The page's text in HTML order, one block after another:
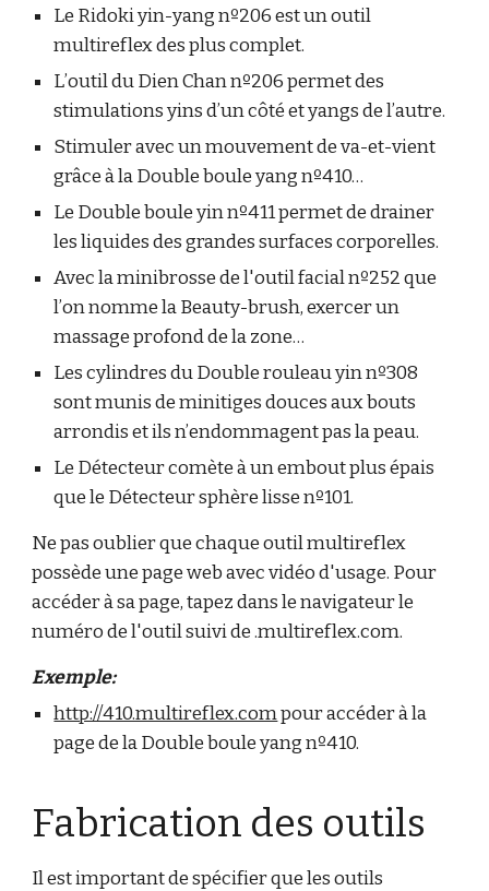
Le Ridoki yin-yang nº206 est un outil
multireflex des plus complet.
L’outil du Dien Chan nº206 permet des
stimulations yins d’un côté et yangs de l’autre.
Stimuler avec un mouvement de va-et-vient
grâce à la Double boule yang nº410…
Le Double boule yin nº411 permet de drainer
les liquides des grandes surfaces corporelles.
Avec la minibrosse de l'outil facial nº252 que
l’on nomme la Beauty-brush, exercer un
massage profond de la zone…
Les cylindres du Double rouleau yin nº308
sont munis de minitiges douces aux bouts
arrondis et ils n’endommagent pas la peau.
Le Détecteur comète à un embout plus épais
que le Détecteur sphère lisse nº101.
Ne pas oublier que chaque outil multireflex
possède une page web avec vidéo d'usage. Pour
accéder à sa page, tapez dans le navigateur le
numéro de l'outil suivi de .multireflex.com.
Exemple:
http://410.multireflex.compour accéder à la
page de la Double boule yang nº410.
Fabrication des outils
Il est important de spécifier que les outils